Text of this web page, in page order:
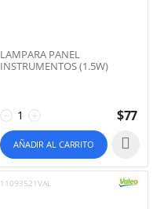
LAMPARA PANEL
INSTRUMENTOS (1.5W)
+
− $77
AÑADIR AL CARRITO
11093521VAL